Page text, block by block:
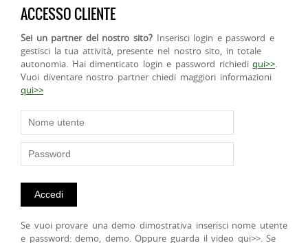
ACCESSO CLIENTE
Sei un partner del nostro sito? Inserisci login e password e
gestisci la tua attività, presente nel nostro sito, in totale
autonomia. Hai dimenticato login e password richiediqui>>.
Vuoi diventare nostro partner chiedi maggiori informazioni
qui>>
Se vuoi provare una demo dimostrativa inserisci nome utente
e password: demo, demo. Oppure guarda il video qui>>. Se